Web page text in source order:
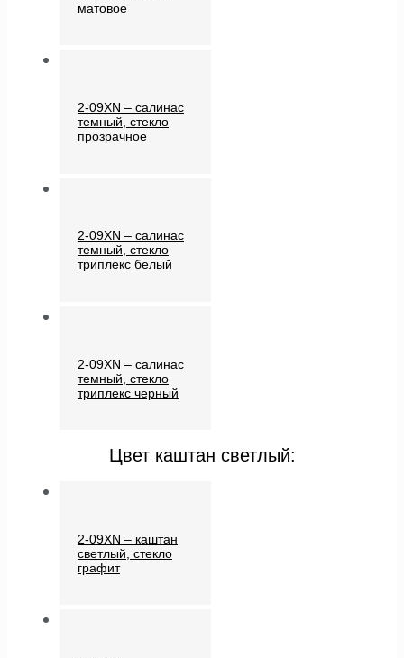
матовое
2-09XN – салинас
темный, стекло
прозрачное
2-09XN – салинас
темный, стекло
триплекс белый
2-09XN – салинас
темный, стекло
триплекс черный
Цвет каштан светлый:
2-09XN – каштан
светлый, стекло
графит